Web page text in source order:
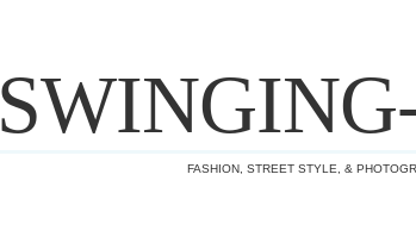
FASHION, STREET STYLE, &